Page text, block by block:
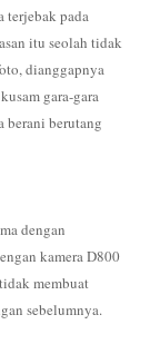
terjebak pada
itu seolah tidak
dianggapnya
gara-gara
berani berutang
dengan
kamera D800
membuat
sebelumnya.